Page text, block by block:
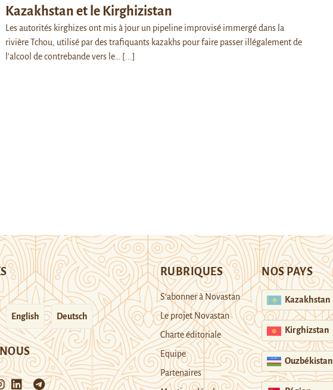
Kazakhstan et le Kirghizistan
Les autorités kirghizes ont mis à jour un pipeline improvisé immergé dans la
rivière Tchou, utilisé par des trafiquants kazakhs pour faire passer illégalement de
l’alcool de contrebande vers le…
[...]
English Deutsch
RUBRIQUES
S’abonner à Novastan
Le projet Novastan
Charte éditoriale
Equipe
Partenaires
NOS PAYS
Kazakhstan
Kirghizstan
Ouzbékistan